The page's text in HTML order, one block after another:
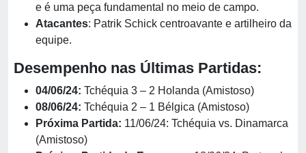
e é uma peça fundamental no meio de campo.
Atacantes: Patrik Schick centroavante e artilheiro da
equipe.
Desempenho nas Últimas Partidas:
04/06/24: Tchéquia 3 – 2 Holanda (Amistoso)
08/06/24: Tchéquia 2 – 1 Bélgica (Amistoso)
Próxima Partida: 11/06/24: Tchéquia vs. Dinamarca
(Amistoso)